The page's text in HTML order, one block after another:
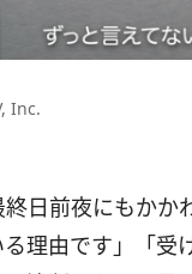
Inc.
日前夜にもかか
理由です」「受